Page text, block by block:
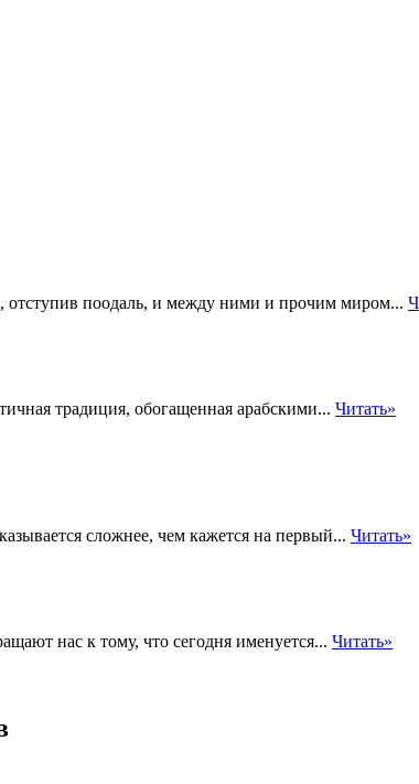
поодаль, и между ними и прочим миром...
традиция, обогащенная арабскими... Читать»
сложнее, чем кажется на первый... Читать»
нас к тому, что сегодня именуется... Читать»